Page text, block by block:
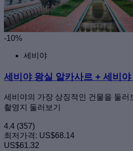
-10%
세비야
세비야 왕실 알카사르 + 세비
세비야의 가장 상징적인 건물을 둘러
촬영지 둘러보기
4.4 (357)
최저가격: US$68.14
US$61.32